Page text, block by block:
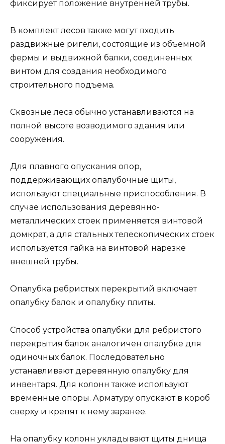
фиксирует положение внутренней трубы.
В комплект лесов также могут входить
раздвижные ригели, состоящие из объемной
фермы и выдвижной балки, соединенных
винтом для создания необходимого
строительного подъема.
Сквозные леса обычно устанавливаются на
полной высоте возводимого здания или
сооружения.
Для плавного опускания опор,
поддерживающих опалубочные щиты,
используют специальные приспособления. В
случае использования деревянно-
металлических стоек применяется винтовой
домкрат, а для стальных телескопических стоек
используется гайка на винтовой нарезке
внешней трубы.
Опалубка ребристых перекрытий включает
опалубку балок и опалубку плиты.
Способ устройства опалубки для ребристого
перекрытия балок аналогичен опалубке для
одиночных балок. Последовательно
устанавливают деревянную опалубку для
инвентаря. Для колонн также используют
временные опоры. Арматуру опускают в короб
сверху и крепят к нему заранее.
На опалубку колонн укладывают щиты днища